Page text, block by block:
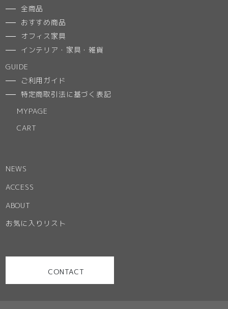
全商品
おすすめ商品
オフィス家具
インテリア・家具・雑貨
GUIDE
ご利用ガイド
特定商取引法に基づく表記
MYPAGE
CART
NEWS
ACCESS
ABOUT
お気に入りリスト
CONTACT